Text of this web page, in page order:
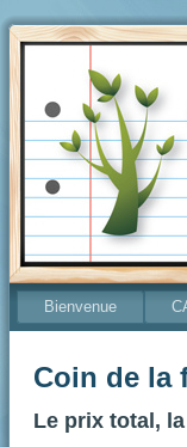
Bienvenue
Coin de la
Le prix total,